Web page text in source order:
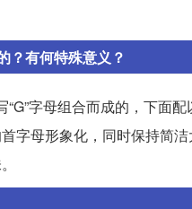
？有何特殊意义？
字母组合而成的，下面
字母形象化，同时保持简